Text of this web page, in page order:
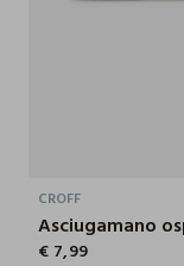
CROFF
€ 7,99